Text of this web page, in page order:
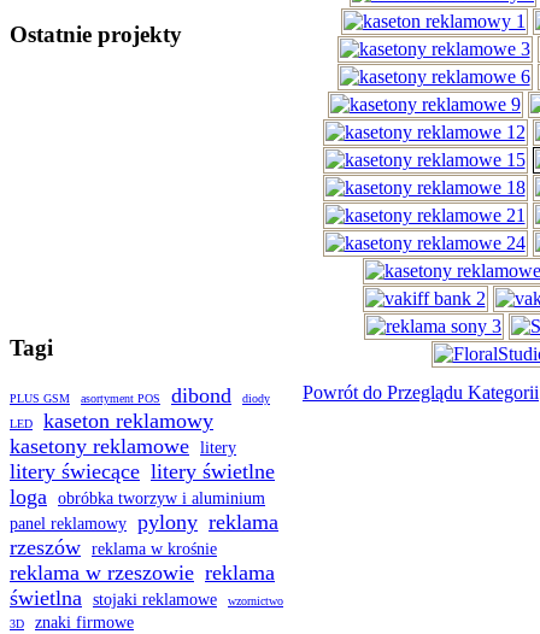
Ostatnie projekty
Tagi
PLUS GSM asortyment POS dibond
diody
LED
kaseton reklamowy
kasetony reklamowe litery
litery świecące litery świetlne
loga obróbka tworzyw i aluminium
panel reklamowy pylony reklama
rzeszów reklama w krośnie
reklama w rzeszowie reklama
świetlna stojaki reklamowe
wzornictwo
3D
znaki firmowe
Powrót do Przeglądu Kategorii